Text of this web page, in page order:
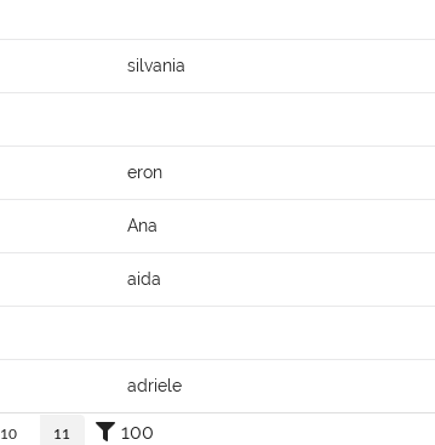
silvania
eron
Ana
aida
adriele
10 11 100